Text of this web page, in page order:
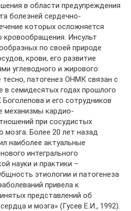
в области предупреждения
болезней сердечно-
которых осложняется
кровообращения. Инсульт
по своей природе
крови, его развитие
углеводного и жирового
патогенез ОНМК связан с
в семидесятых годах прошлого
и его сотрудников
механизмы кардио-
при сосудистых
мозга. Более 20 лет назад
наиболее актуальные
интегрального
науки и практики –
этиологии и патогенеза
привела к
представлений об
и мозга» (Гусев Е.И., 1992).